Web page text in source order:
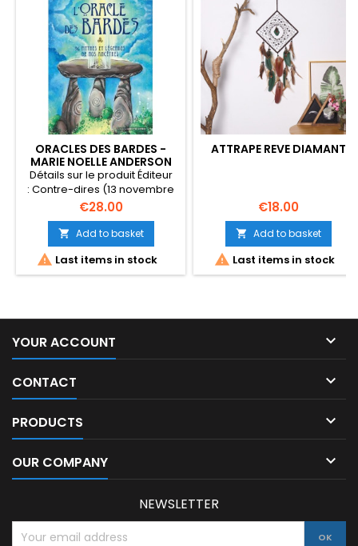
ORACLES DES BARDES -
MARIE NOELLE ANDERSON
Détails sur le produit Éditeur
: Contre-dires (13 novembre
2019) Langue : : Français
Broché : 272 pages ISBN-10
: 2849335029 ISBN-13 : 978-
2849335024 Poids de l'article
: 700 g Dimensions : 22.2 x 4.7
x 14.5 cm
Price
€28.00
 Add to basket
 Last items in stock
ATTRAPE REVE DIAMANT
Price
€18.00
 Add to basket
 Last items in stock
YOUR ACCOUNT 
CONTACT 
PRODUCTS 
OUR COMPANY 
NEWSLETTER